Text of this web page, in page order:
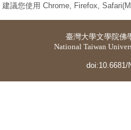
建議您使用 Chrome, Firefox,
臺灣大學文學院佛
National Taiwan
doi:10.6681/